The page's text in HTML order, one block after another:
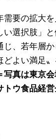
需要の拡大
い選択肢」
じ、若年層
どよい満足
写真は東京
トウ食品経